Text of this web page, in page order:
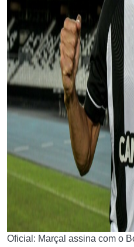
Oficial: Marçal assina com o